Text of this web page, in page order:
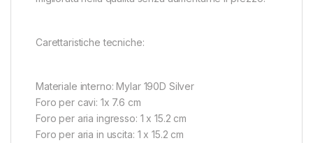
Carettaristiche tecniche:
Materiale interno: Mylar 190D Silver
Foro per cavi: 1x 7.6 cm
Foro per aria ingresso: 1 x 15.2 cm
Foro per aria in uscita: 1 x 15.2 cm